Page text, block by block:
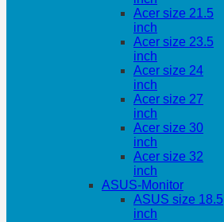
Acer size 21.5
inch
Acer size 23.5
inch
Acer size 24
inch
Acer size 27
inch
Acer size 30
inch
Acer size 32
inch
ASUS-Monitor
ASUS size 18.5
inch